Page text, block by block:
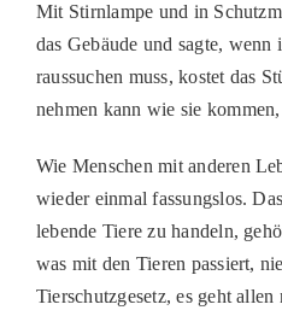
Mit Stirnlampe und in
das Gebäude und sagte, wenn
raussuchen muss, kostet das
nehmen kann wie sie
Wie Menschen mit anderen
wieder einmal fassungslos.
lebende Tiere zu handeln,
was mit den Tieren passiert,
Tierschutzgesetz, es geht